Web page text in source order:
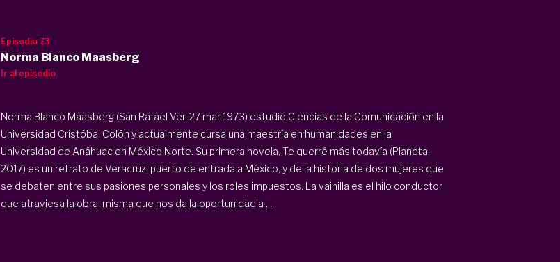
Episodio 73
Norma Blanco Maasberg
Ir al episodio
Norma Blanco Maasberg (San Rafael Ver. 27 mar 1973) estudió Ciencias de la Comunicación en la
Universidad Cristóbal Colón y actualmente cursa una maestría en humanidades en la
Universidad de Anáhuac en México Norte. Su primera novela, Te querré más todavía (Planeta,
2017) es un retrato de Veracruz, puerto de entrada a México, y de la historia de dos mujeres que
se debaten entre sus pasiones personales y los roles impuestos. La vainilla es el hilo conductor
que atraviesa la obra, misma que nos da la oportunidad a ...